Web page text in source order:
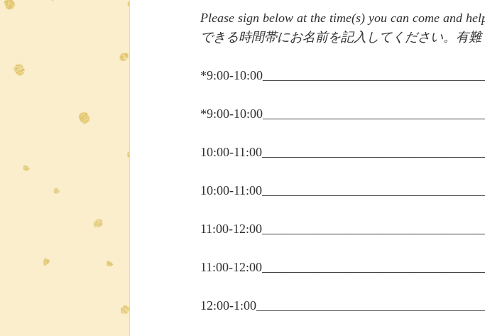
Please sign below at the time(s) you can come and
できる時間帯にお名前を記入してください。有難
*9:00-
*9:00-
10:00-
10:00-
11:00-
11:00-
12:00-